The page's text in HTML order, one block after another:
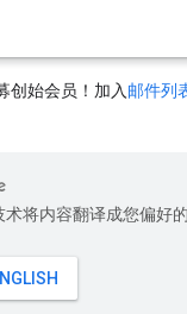
创始会员！加入 邮件列
术将内容翻译成您偏好